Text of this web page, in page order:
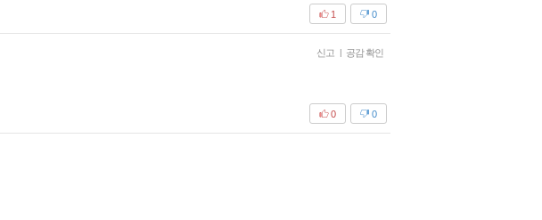
0
1
신고 | 공감 확인
0
0